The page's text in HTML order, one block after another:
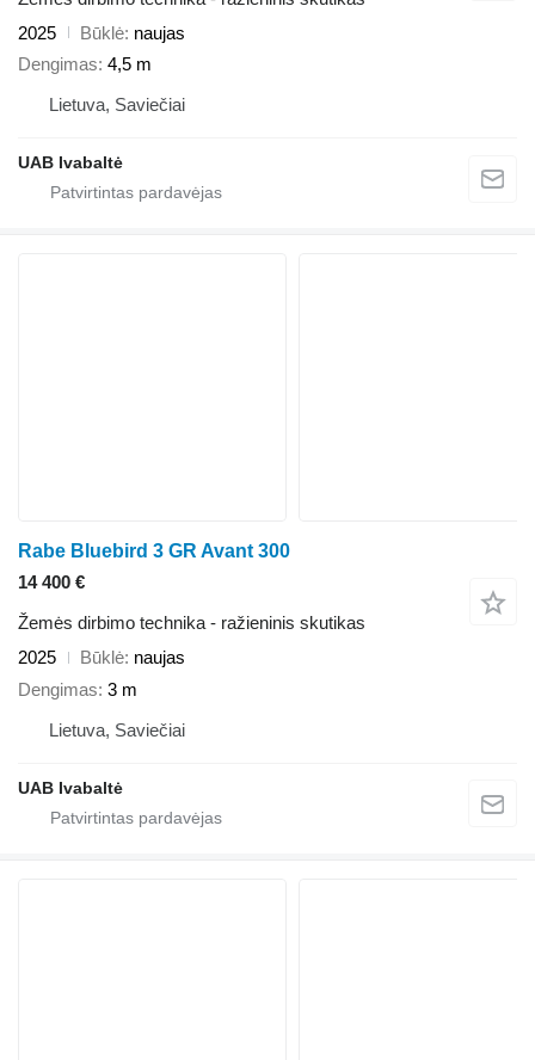
2025
Būklė naujas
Dengimas 4,5 m
Lietuva, Saviečiai
UAB Ivabaltė
Rabe Bluebird 3 GR Avant 300
14 400 €
Žemės dirbimo technika - ražieninis skutikas
2025
Būklė naujas
Dengimas 3 m
Lietuva, Saviečiai
UAB Ivabaltė